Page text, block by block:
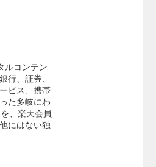
ルコンテン
行、証券、
ビス、携帯
た多岐にわ
、楽天会員
にはない独